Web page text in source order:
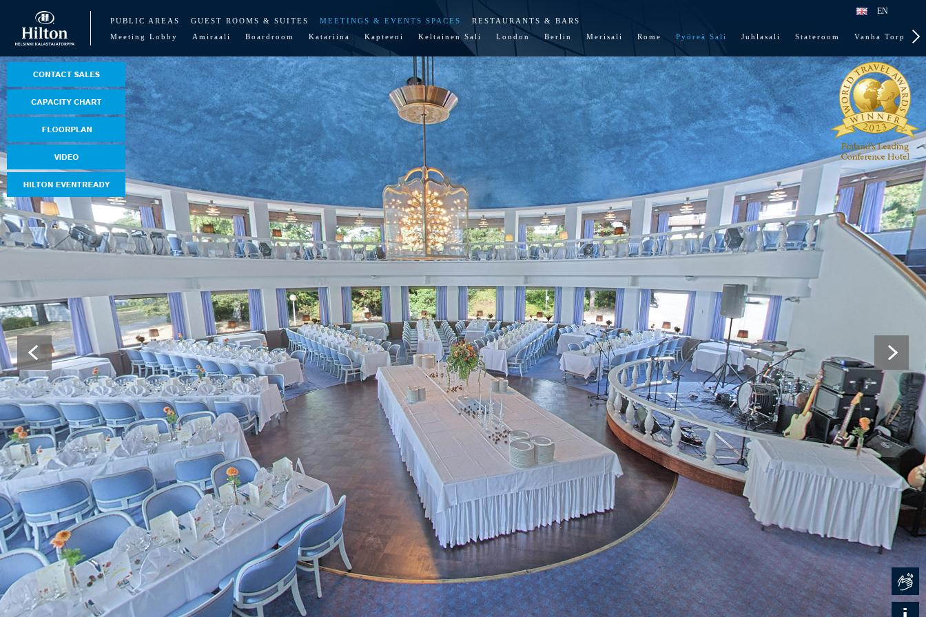
PUBLIC AREAS GUEST ROOMS & SUITES MEETINGS & EVENTS SPACES RESTAURANTS & BARS
EN
Meeting Lobby Amiraali Boardroom Katariina Kapteeni Keltainen Sali London Berlin Merisali Rome Pyöreä Sali Juhlasali Stateroom Vanha Torppa